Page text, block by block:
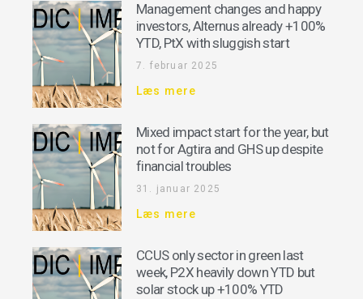
Management changes and happy
investors, Alternus already +100%
YTD, PtX with sluggish start
7. februar 2025
Læs mere
Mixed impact start for the year, but
not for Agtira and GHS up despite
financial troubles
31. januar 2025
Læs mere
CCUS only sector in green last
week, P2X heavily down YTD but
solar stock up +100% YTD